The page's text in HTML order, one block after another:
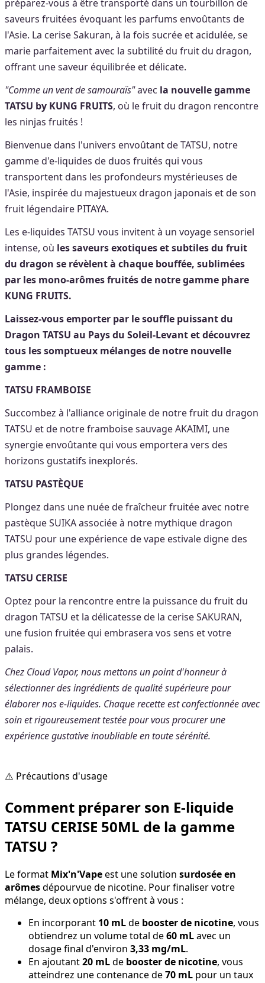
préparez-vous à être transporté dans un tourbillon de
saveurs fruitées évoquant les parfums envoûtants de
l'Asie. La cerise Sakuran, à la fois sucrée et acidulée, se
marie parfaitement avec la subtilité du fruit du dragon,
offrant une saveur équilibrée et délicate.
"Comme un vent de samouraïs"avec la nouvelle gamme
TATSU by KUNG FRUITS, où le fruit du dragon rencontre
les ninjas fruités !
Bienvenue dans l'univers envoûtant de TATSU, notre
gamme d'e-liquides de duos fruités qui vous
transportent dans les profondeurs mystérieuses de
l'Asie, inspirée du majestueux dragon japonais et de son
fruit légendaire PITAYA.
Les e-liquides TATSU vous invitent à un voyage sensoriel
intense, où les saveurs exotiques et subtiles du fruit
du dragon se révèlent à chaque bouffée, sublimées
par les mono-arômes fruités de notre gamme phare
KUNG FRUITS.
Laissez-vous emporter par le souffle puissant du
Dragon TATSU au Pays du Soleil-Levant et découvrez
tous les somptueux mélanges de notre nouvelle
gamme :
TATSU FRAMBOISE
Succombez à l'alliance originale de notre fruit du dragon
TATSU et de notre framboise sauvage AKAIMI, une
synergie envoûtante qui vous emportera vers des
horizons gustatifs inexplorés.
TATSU PASTÈQUE
Plongez dans une nuée de fraîcheur fruitée avec notre
pastèque SUIKA associée à notre mythique dragon
TATSU pour une expérience de vape estivale digne des
plus grandes légendes.
TATSU CERISE
Optez pour la rencontre entre la puissance du fruit du
dragon TATSU et la délicatesse de la cerise SAKURAN,
une fusion fruitée qui embrasera vos sens et votre
palais.
Chez Cloud Vapor, nous mettons un point d'honneur à
sélectionner des ingrédients de qualité supérieure pour
élaborer nos e-liquides. Chaque recette est confectionnée avec
soin et rigoureusement testée pour vous procurer une
expérience gustative inoubliable en toute sérénité.
⚠️ Précautions d'usage
Comment préparer son E-liquide
TATSU CERISE 50ML de la gamme
TATSU ?
Le format Mix'n'Vapeest une solution surdosée en
arômesdépourvue de nicotine. Pour finaliser votre
mélange, deux options s'offrent à vous :
En incorporant 10 mLde booster de nicotine, vous
obtiendrez un volume total de60 mLavec un
dosage final d'environ 3,33 mg/mL.
En ajoutant20 mLde booster de nicotine, vous
atteindrez une contenance de70 mL pour un taux